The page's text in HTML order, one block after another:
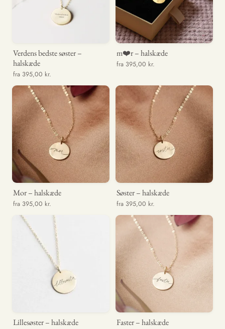
Verdens bedste søster –
halskæde
fra 395,00 kr.
m❤️r – halskæde
fra 395,00 kr.
Mor – halskæde
fra 395,00 kr.
Søster – halskæde
fra 395,00 kr.
Lillesøster – halskæde Faster – halskæde